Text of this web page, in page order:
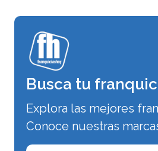
Busca tu
Explora las mejores
Conoce nuestras